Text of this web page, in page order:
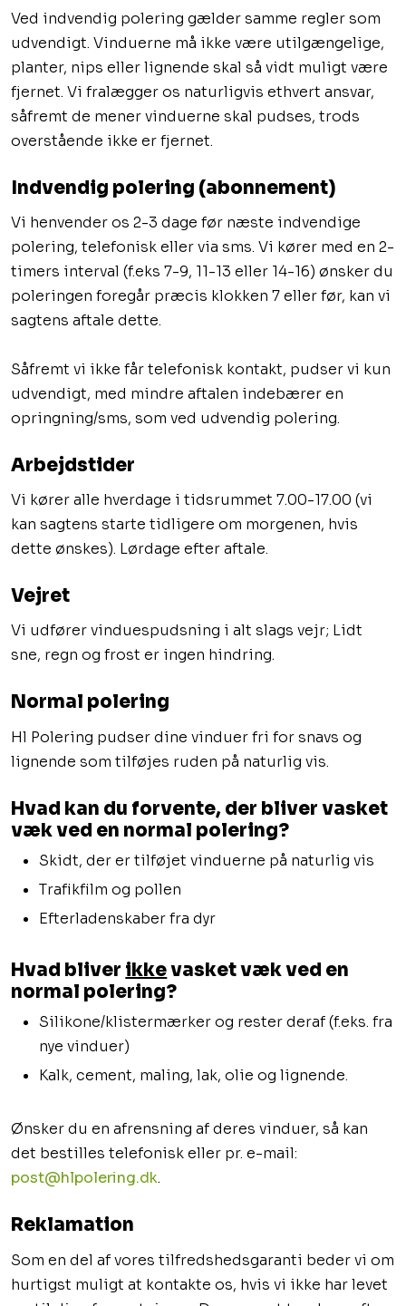
Ved indvendig polering gælder samme regler som
udvendigt. Vinduerne må ikke være utilgængelige,
planter, nips eller lignende skal så vidt muligt være
fjernet. Vi fralægger os naturligvis ethvert ansvar,
såfremt de mener vinduerne skal pudses, trods
overstående ikke er fjernet.
Indvendig polering (abonnement)
Vi henvender os 2-3 dage før næste indvendige
polering, telefonisk eller via sms. Vi kører med en 2-
timers interval (f.eks 7-9, 11-13 eller 14-16) ønsker du
poleringen foregår præcis klokken 7 eller før, kan vi
sagtens aftale dette.
Såfremt vi ikke får telefonisk kontakt, pudser vi kun
udvendigt, med mindre aftalen indebærer en
opringning/sms, som ved udvendig polering.​
Arbejdstider
Vi kører alle hverdage i tidsrummet 7.00-17.00 (vi
kan sagtens starte tidligere om morgenen, hvis
dette ønskes). Lørdage efter aftale.​
Vejret
​Vi udfører vinduespudsning i alt slags vejr; Lidt
sne, regn og frost er ingen hindring.
​Normal polering
​Hl Polering pudser dine vinduer fri for snavs og
lignende som tilføjes ruden på naturlig vis.
​Hvad kan du forvente, der bliver vasket
væk ved en normal polering?
​Skidt, der er tilføjet vinduerne på naturlig vis
​Trafikfilm og pollen
​Efterladenskaber fra dyr
​Hvad bliver ikkevasket væk ved en
normal polering?
​Silikone/klistermærker og rester deraf (f.eks. fra
nye vinduer)
​Kalk, cement, maling, lak, olie og lignende.
​​Ønsker du en afrensning af deres vinduer, så kan
det bestilles telefonisk eller pr. e-mail:
post@hlpolering.dk.
​Reklamation
​Som en del af vores tilfredshedsgaranti beder vi om
hurtigst muligt at kontakte os, hvis vi ikke har levet